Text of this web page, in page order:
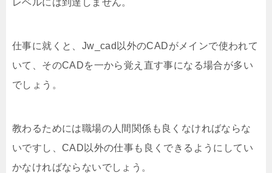
レベルには到達しません。
仕事に就くと、Jw_cad以外のCADがメインで使われて
いて、そのCADを一から覚え直す事になる場合が多い
でしょう。
教わるためには職場の人間関係も良くなければならな
いですし、CAD以外の仕事も良くできるようにしてい
かなければならないでしょう。